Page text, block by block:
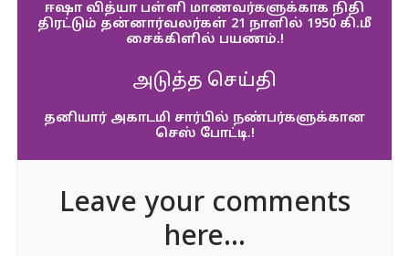
ஈஷா வித்யா பள்ளி மாணவர்களுக்காக நிதி
திரட்டும் தன்னார்வலர்கள் 21 நாளில் 1950 கி.மீ
சைக்கிளில் பயணம்.!
அடுத்த செய்தி
தனியார் அகாடமி சார்பில் நண்பர்களுக்கான
செஸ் போட்டி.!
Leave your comments
here...